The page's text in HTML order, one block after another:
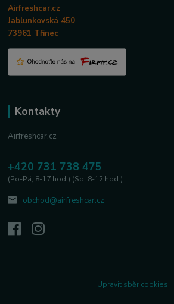
Airfreshcar.cz
Jablunkovská 450
73961 Třinec
Kontakty
Airfreshcar.cz
+420 731 738 475
(Po-Pá, 8-17 hod.) (So, 8-12 hod.)
obchod@airfreshcar.cz
Upravit sběr cookies.